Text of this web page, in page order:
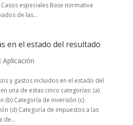
especiales Base normativa
de las...
en el estado del resultado
Aplicación
y gastos incluidos en el estado del
una de estas cinco categorías: (a)
(b) Categoría de inversión (c)
(d) Categoría de impuestos a las
de...